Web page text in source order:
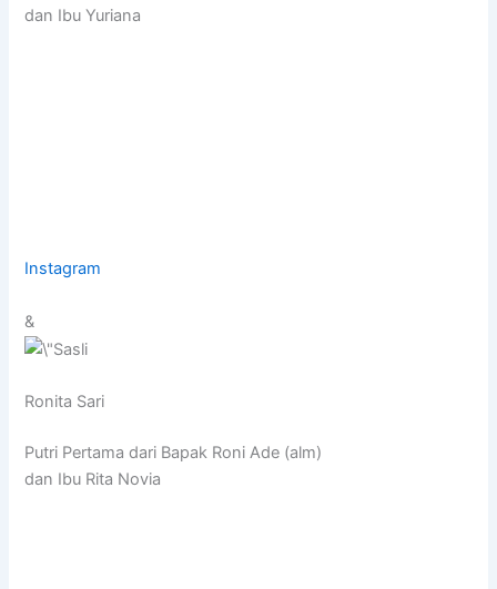
dan Ibu Yuriana
Instagram
&
Ronita Sari
Putri Pertama dari Bapak Roni Ade (alm)
dan Ibu Rita Novia